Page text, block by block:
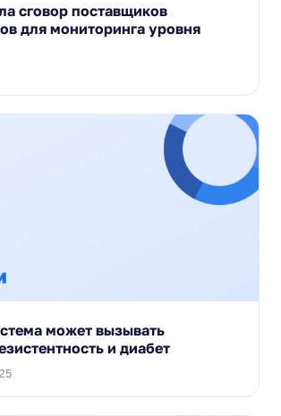
сговор поставщиков
для мониторинга уровня
может вызывать
и диабет